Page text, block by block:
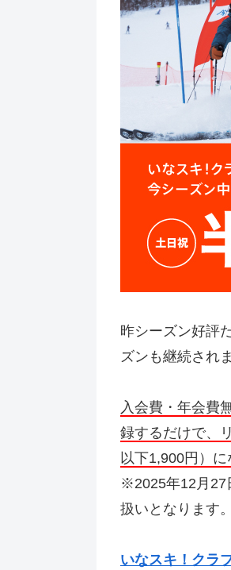
昨シーズン好評
ズンも継続され
入会費・年会費
録するだけで、
以下1,900円）に
※2025年12月27
扱いとなります。
いなスキ！クラ